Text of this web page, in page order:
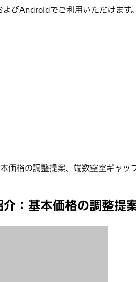
びAndroidでご利用いただけます。
価格の調整提案、端数空室ギャ
：基本価格の調整提